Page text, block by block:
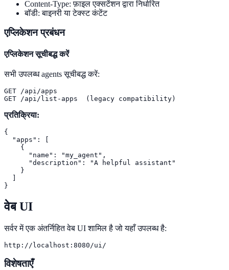
Content-Type: फ़ाइल एक्सटेंशन द्वारा निर्धारित
बॉडी: बाइनरी या टेक्स्ट कंटेंट
एप्लिकेशन प्रबंधन
एप्लिकेशन सूचीबद्ध करें
सभी उपलब्ध agents सूचीबद्ध करें:
GET /api/apps
GET /api/list-apps  (legacy compatibility)
प्रतिक्रिया:
{
  "apps": [
    {
      "name": "my_agent",
      "description": "A helpful assistant"
    }
}
वेब UI
सर्वर में एक अंतर्निहित वेब UI शामिल है जो यहाँ उपलब्ध है:
http://localhost:8080/ui/
विशेषताएँ